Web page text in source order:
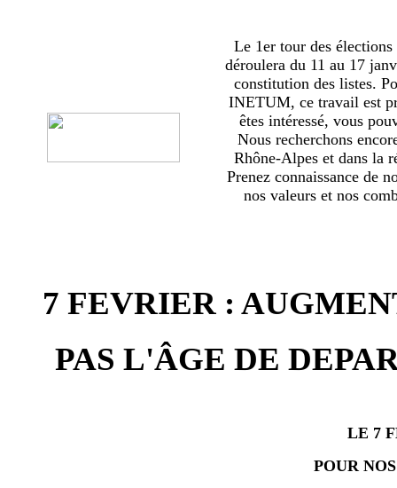
Le 1er tour des
déroulera du 11 au 17
constitution des listes.
INETUM, ce travail est
êtes intéressé, vous
Nous recherchons
Rhône-Alpes et dans la
Prenez connaissance de
nos valeurs et nos
7 FEVRIER :
PAS L'ÂGE DE
LE 7
POUR